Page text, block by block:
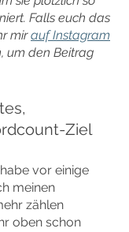
Falls euch das
mir auf Instagram
um den Beitrag
Ziel
vor einige
meinen
zählen
oben schon